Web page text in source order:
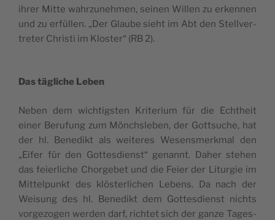
ihrer Mit­te wahr­zu­neh­men, sei­nen Wil­len zu erken­nen
und zu erfül­len. „Der Glau­be sieht im Abt den Stell­ver­
tre­ter Chris­ti im Klos­ter“ (RB 2).
Das täg­li­che Leben
Neben dem wich­tigs­ten Kri­te­ri­um für die Echt­heit
einer Beru­fung zum Mönchs­le­ben, der Gott­su­che, hat
der hl. Bene­dikt als wei­te­res Wesens­merk­mal den
„Eifer für den Got­tes­dienst“ genannt. Daher ste­hen
das fei­er­li­che Chor­ge­bet und die Fei­er der Lit­ur­gie im
Mit­tel­punkt des klös­ter­li­chen Lebens. Da nach der
Wei­sung des hl. Bene­dikt dem Got­tes­dienst nichts
vor­ge­zo­gen wer­den darf, rich­tet sich der gan­ze Tages­